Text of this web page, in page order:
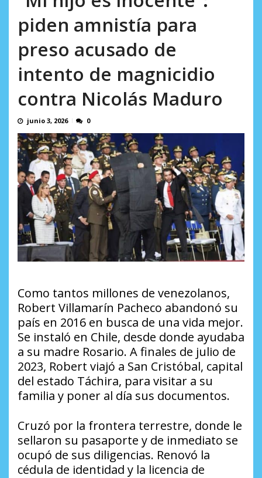
piden amnistía para
preso acusado de
intento de magnicidio
contra Nicolás Maduro
junio 3, 2026 0
Como tantos millones de venezolanos,
Robert Villamarín Pacheco abandonó su
país en 2016 en busca de una vida mejor.
Se instaló en Chile, desde donde ayudaba
a su madre Rosario. A finales de julio de
2023, Robert viajó a San Cristóbal, capital
del estado Táchira, para visitar a su
familia y poner al día sus documentos.
Cruzó por la frontera terrestre, donde le
sellaron su pasaporte y de inmediato se
ocupó de sus diligencias. Renovó la
cédula de identidad y la licencia de